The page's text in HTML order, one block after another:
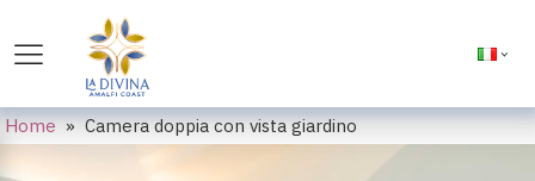
Home » Camera doppia con vista giardino